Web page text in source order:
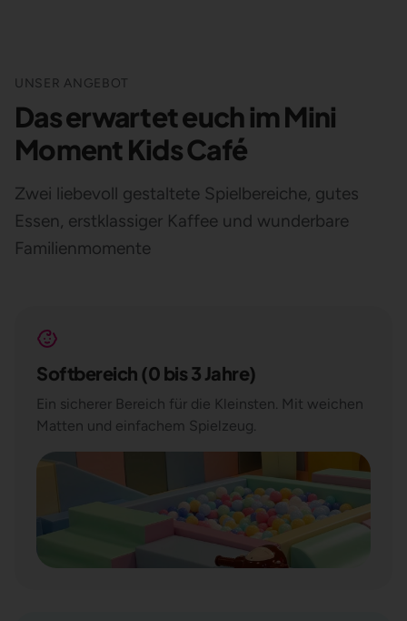
UNSER ANGEBOT
Das erwartet euch im Mini
Moment Kids Café
Zwei liebevoll gestaltete Spielbereiche, gutes
Essen, erstklassiger Kaffee und wunderbare
Familienmomente
Softbereich (0 bis 3 Jahre)
Ein sicherer Bereich für die Kleinsten. Mit weichen
Matten und einfachem Spielzeug.